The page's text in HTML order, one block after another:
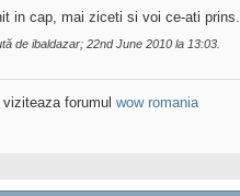
in cap, mai ziceti si voi ce-ati prins.
de ibaldazar; 22nd June 2010 la 13:03
forumul wow romania